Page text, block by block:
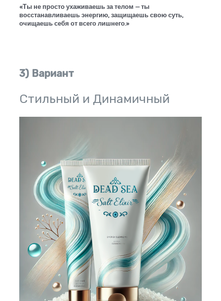
«Ты не просто ухаживаешь за телом — ты
восстанавливаешь энергию, защищаешь свою суть,
очищаешь себя от всего лишнего.»
3) Вариант
Стильный и Динамичный